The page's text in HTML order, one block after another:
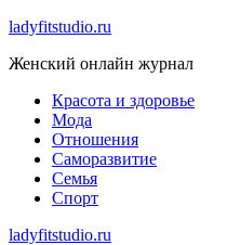
Skip
content
ladyfitstudio.ru
Женский онлайн журнал
Красота и здоровье
Мода
Отношения
Саморазвитие
Семья
Спорт
ladyfitstudio.ru